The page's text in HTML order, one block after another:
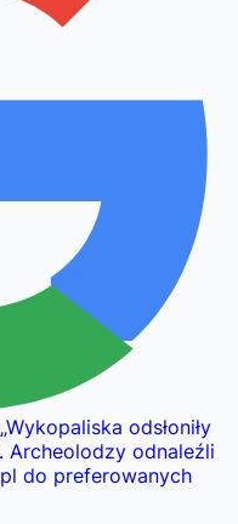
„Wykopaliska odsłoniły
Archeolodzy odnaleźli
do preferowanych